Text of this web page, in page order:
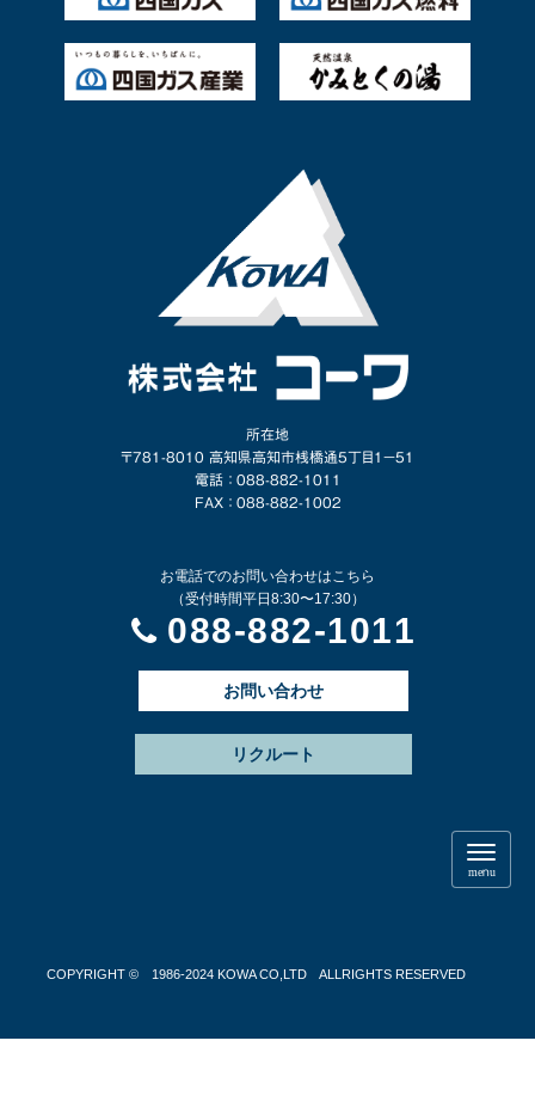
所在地
〒781-8010 高知県高知市桟橋通5丁目1−51
電話 ： 088-882-1011
FAX ： 088-882-1002
お電話でのお問い合わせはこちら
（受付時間平日8:30〜17:30）
088-882-1011
お問い合わせ
リクルート
N
a
v
menu
COPYRIGHT © 1986-2024 KOWA CO,LTD ALLRIGHTS RESERVED